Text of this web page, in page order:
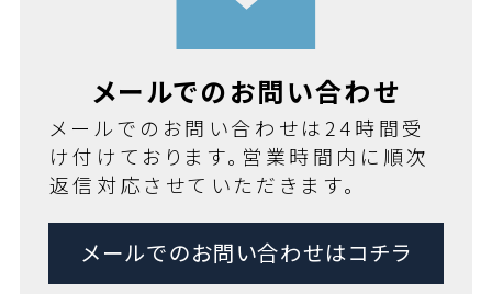
メールでのお問い合わせ
メールでのお問い合わせは24時間受
け付けております。営業時間内に順次
返信対応させていただきます。
メールでのお問い合わせはコチラ